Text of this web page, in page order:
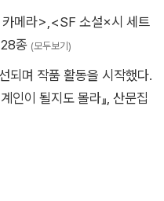
메라>,<SF 소설×시 세트
종 (모두보기)
되며 작품 활동을 시작했다.
인이 될지도 몰라』, 산문집